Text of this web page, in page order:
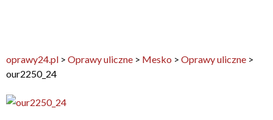
oprawy24.pl > Oprawy uliczne > Mesko > Oprawy uliczne >
our2250_24